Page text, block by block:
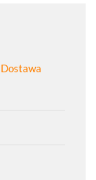
Dostawa